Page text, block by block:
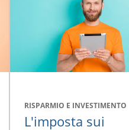
RISPARMIO E INVESTIMENTO
L'imposta sui